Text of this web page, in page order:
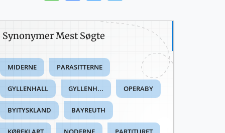
Synonymer Mest Søgte
MIDERNE PARASITTERNE
GYLLENHALL GYLLENH... OPERABY
BYITYSKLAND BAYREUTH